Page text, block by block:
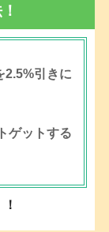
2.5%引きに
ゲットする